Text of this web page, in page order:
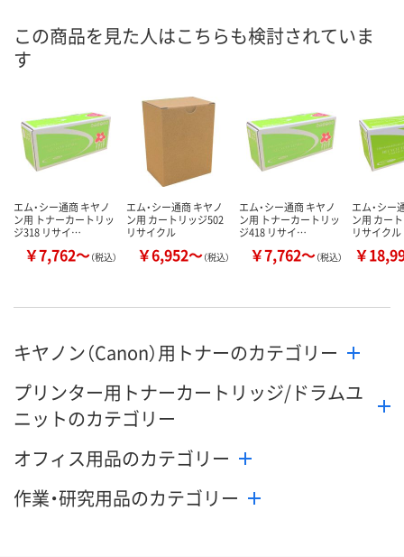
カゴへ
この商品を見た人はこちらも検討されていま
す
エム・シー通商 キヤノ
ン用 トナーカートリッ
ジ318 リサイ…
￥7,762～（税込）
エム・シー通商 キヤノ
ン用 カートリッジ502
リサイクル
￥6,952～（税込）
エム・シー通商 キヤノ
ン用 トナーカートリッ
ジ418 リサイ…
￥7,762～（税込）
エム・シー
ン用 カー
リサイクル
￥
キヤノン（Canon）用トナーのカテゴリー
プリンター用トナーカートリッジ/ドラムユ
ニットのカテゴリー
オフィス用品のカテゴリー
作業・研究用品のカテゴリー